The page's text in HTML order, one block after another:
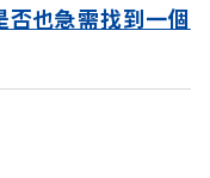
也急需找到一個